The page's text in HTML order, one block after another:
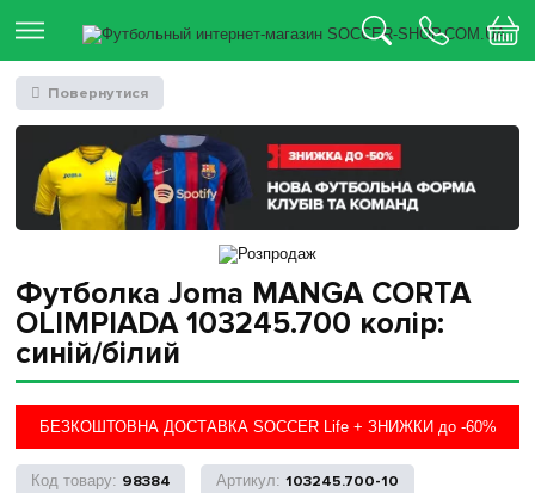
Футболка Joma MANGA CORTA
OLIMPIADA 103245.700 колір:
синій/білий
БЕЗКОШТОВНА ДОСТАВКА SOCCER Life + ЗНИЖКИ до -60%
98384 103245.700-10
Повернутися